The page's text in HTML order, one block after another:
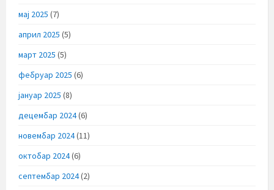
мај 2025 (7)
април 2025 (5)
март 2025 (5)
фебруар 2025 (6)
јануар 2025 (8)
децембар 2024(6)
новембар 2024(11)
октобар 2024(6)
септембар 2024(2)